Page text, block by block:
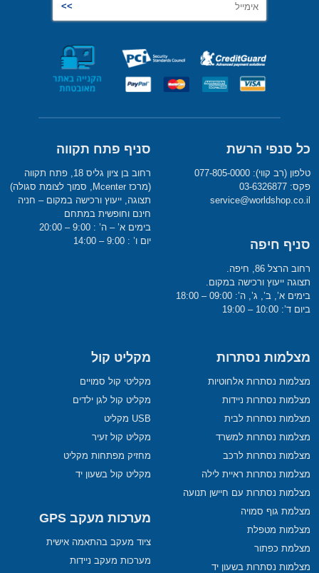
כל סנפי הרשת
טלפון (רב קווי): 077-805-0000
פקס: 03-6326877
service@worldshop.co.il
סניף חיפה
רחוב הרצל 86, חיפה.
תצוגה ייעוץ ורכישה במקום.
בימים א’, ב’, ג’, ה’: 09:00 – 18:00
ביום ד’: 10:00 – 19:00
סניף פתח תקווה
רחוב בן ציון גליס 18, פתח תקווה
(מרכז Mcenter, סמוך לצומת סגולה)
תצוגה, ייעוץ ורכישה במקום – חניה
חינם וחופשית במתחם
בימים א’ – ה’ : 9:00 – 20:00
יום ו’ : 9:00 – 14:00
מצלמות נסתרות
מצלמות נסתרות אלחוטיות
מצלמות נסתרות ניידות
מצלמות נסתרות לבית
מצלמות נסתרות למשרד
מצלמות נסתרות לרכב
מצלמות נסתרות ראיית לילה
מצלמות נסתרות עם חיישן תנועה
מצלמת גוף סמויה
מצלמות מטפלת
מצלמת כפתור
מצלמות נסתרות בשעון יד
מקליט קול
מקליטי קול סמויים
מקליט קול לגן ילדים
USB מקליט
מקליט קול זעיר
מחזיק מפתחות מקליט
מקליט קול בשעון יד
מערכות מעקב GPS
ציוד מעקב בהתאמה אישית
מערכות מעקב ניידות